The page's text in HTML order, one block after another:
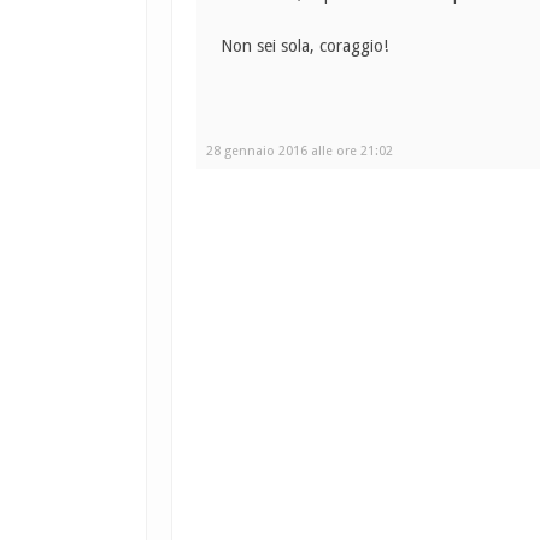
28 gennaio 2016 alle ore 21:02
Non sei sola, coraggio!